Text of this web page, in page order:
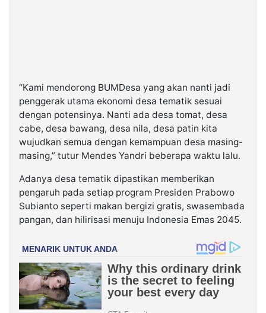
“Kami mendorong BUMDesa yang akan nanti jadi
penggerak utama ekonomi desa tematik sesuai
dengan potensinya. Nanti ada desa tomat, desa
cabe, desa bawang, desa nila, desa patin kita
wujudkan semua dengan kemampuan desa masing-
masing,” tutur Mendes Yandri beberapa waktu lalu.
Adanya desa tematik dipastikan memberikan
pengaruh pada setiap program Presiden Prabowo
Subianto seperti makan bergizi gratis, swasembada
pangan, dan hilirisasi menuju Indonesia Emas 2045.